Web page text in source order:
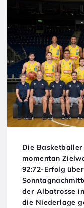
Die
momentan
92:72-Erfolg
der Albatrosse
die Niederlage